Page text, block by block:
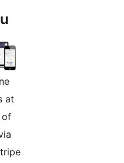
at
of